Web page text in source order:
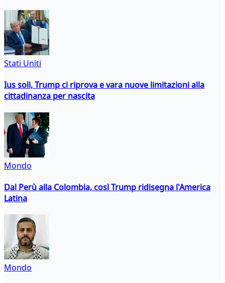
Stati Uniti
Ius soli, Trump ci riprova e vara nuove limitazioni alla
cittadinanza per nascita
Mondo
Dal Perù alla Colombia, così Trump ridisegna l'America
Latina
Mondo